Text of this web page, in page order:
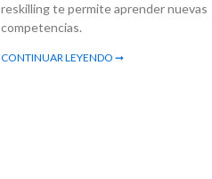
reskilling te permite aprender nuevas
competencias.
CONTINUAR LEYENDO ➞